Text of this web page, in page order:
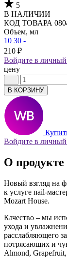
5
В НАЛИЧИИ
КОД ТОВАРА
Объем, мл
10 30 -
210 ₽
Войдите в личный
цену
В КОРЗИНУ
Войдите в личный
О продукте
Новый взгляд на
к услуге nail-
Mozart House.
Качество – мы
ухода и
расслабляющего
потрясающих и
Almond,